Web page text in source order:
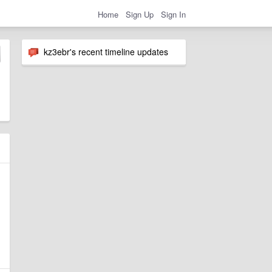
Home Sign Up Sign In
kz3ebr's recent timeline updates